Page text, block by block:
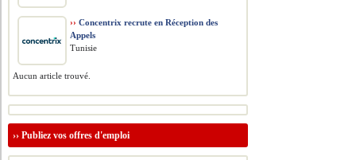
›› Concentrix recrute en Réception des
Appels
Tunisie
Aucun article trouvé.
››Publiez vos offres d'emploi